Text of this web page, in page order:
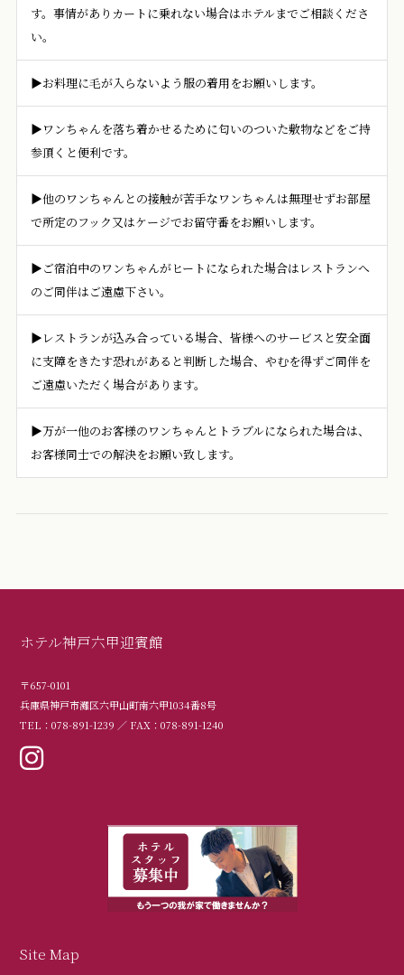
す。事情がありカートに乗れない場合はホテルまでご相談くださ
い。
▶お料理に毛が入らないよう服の着用をお願いします。
▶ワンちゃんを落ち着かせるために匂いのついた敷物などをご持
参頂くと便利です。
▶他のワンちゃんとの接触が苦手なワンちゃんは無理せずお部屋
で所定のフック又はケージでお留守番をお願いします。
▶ご宿泊中のワンちゃんがヒートになられた場合はレストランへ
のご同伴はご遠慮下さい。
▶レストランが込み合っている場合、皆様へのサービスと安全面
に支障をきたす恐れがあると判断した場合、やむを得ずご同伴を
ご遠慮いただく場合があります。
▶万が一他のお客様のワンちゃんとトラブルになられた場合は、
お客様同士での解決をお願い致します。
ホテル神戸六甲迎賓館
〒657-0101
兵庫県神戸市灘区六甲山町南六甲1034番8号
TEL：078-891-1239 ／ FAX：078-891-1240
Site Map